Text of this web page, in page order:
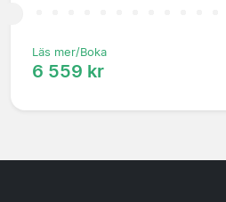
Läs mer/Boka
6 559 kr